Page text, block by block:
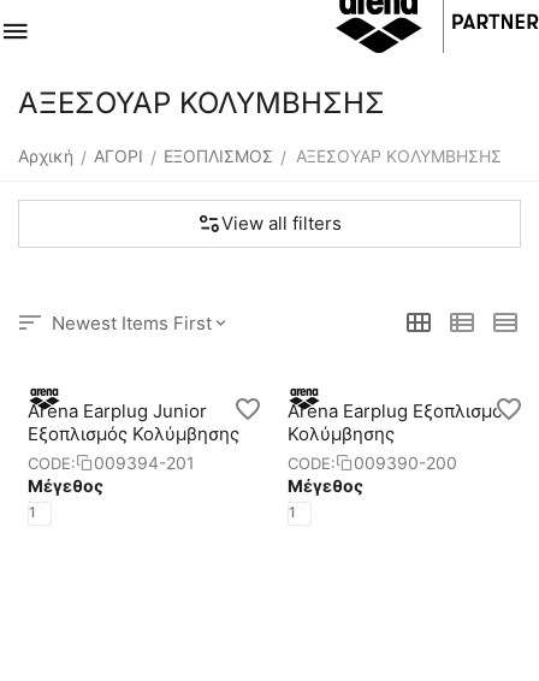
ΑΞΕΣΟΥΑΡ ΚΟΛΥΜΒΗΣΗΣ
Αρχική / ΑΓΟΡΙ / ΕΞΟΠΛΙΣΜΟΣ / ΑΞΕΣΟΥΑΡ ΚΟΛΥΜΒΗΣΗΣ
View all filters
Newest Items First
Arena Earplug Junior
Eξοπλισμός Κολύμβησης
CODE:
009394-201
Μέγεθος
1
Arena Earplug Eξοπλισμός
Κολύμβησης
CODE:
009390-200
Μέγεθος
1